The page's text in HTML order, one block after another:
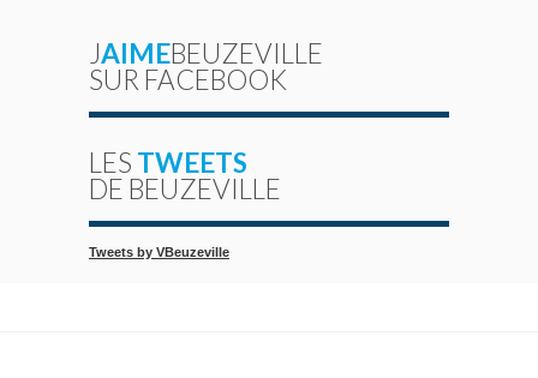
JAIMEBEUZEVILLE
SUR FACEBOOK
LES TWEETS
DE BEUZEVILLE
Tweets by VBeuzeville